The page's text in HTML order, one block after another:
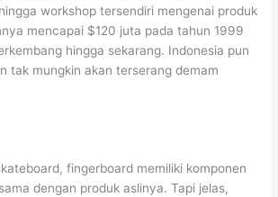
workshop tersendiri mengenai produk
mencapai $120 juta pada tahun 1999
hingga sekarang. Indonesia pun
tak mungkin akan terserang demam
fingerboard memiliki komponen
dengan produk aslinya. Tapi jelas,